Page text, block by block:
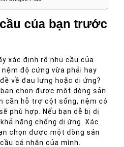
của bạn trước
xác định rõ nhu cầu của
độ cứng vừa phải hay
về đau lưng hoặc dị ứng?
chọn được một dòng sản
cần hỗ trợ cột sống, nệm có
phù hợp. Nếu bạn dễ bị dị
năng chống dị ứng. Xác
chọn được một dòng sản
cá nhân của mình.